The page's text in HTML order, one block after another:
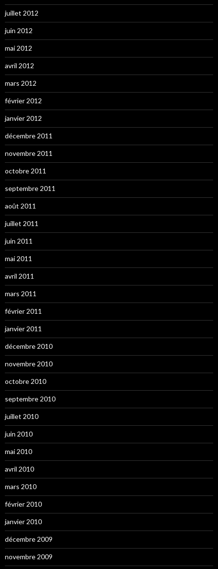
juillet 2012
juin 2012
mai 2012
avril 2012
mars 2012
février 2012
janvier 2012
décembre 2011
novembre 2011
octobre 2011
septembre 2011
août 2011
juillet 2011
juin 2011
mai 2011
avril 2011
mars 2011
février 2011
janvier 2011
décembre 2010
novembre 2010
octobre 2010
septembre 2010
juillet 2010
juin 2010
mai 2010
avril 2010
mars 2010
février 2010
janvier 2010
décembre 2009
novembre 2009